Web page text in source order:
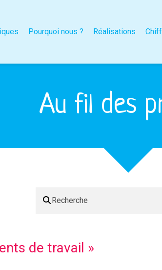
Pourquoi nous ? Réalisations
Au fil des
de travail »